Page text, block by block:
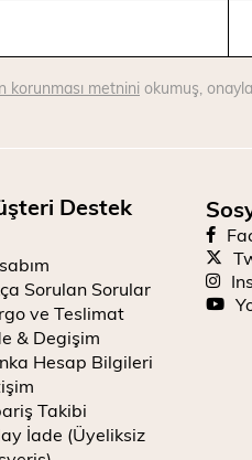
korunması metnini okumuş,
Destek
Sorulan Sorular
ve Teslimat
& Degişim
Hesap Bilgileri
Takibi
İade (Üyeliksiz